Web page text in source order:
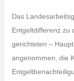
Das
Entgeltdifferenz zu
gerichteten –
angenommen, die